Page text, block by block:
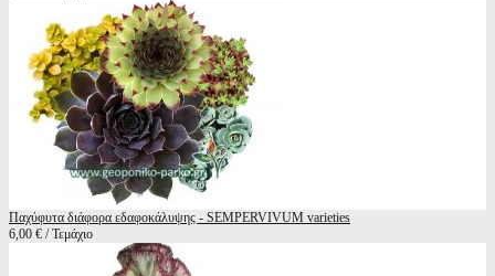
Παχύφυτα διάφορα εδαφοκάλυψης - SEMPERVIVUM varieties
6,00 € / Τεμάχιο